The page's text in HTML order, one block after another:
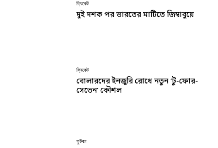
ক্রিকেট
দুই দশক পর ভারতের মাটিতে জিম্বাবুয়ে
ক্রিকেট
বোলারদের ইনজুরি রোধে নতুন ‘টু-ফোর-
সেভেন’ কৌশল
ফুটবল